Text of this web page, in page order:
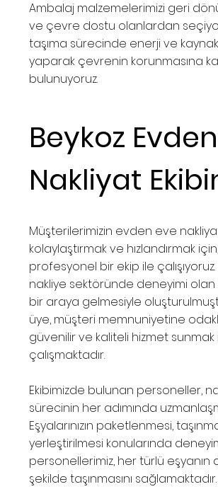
Ambalaj malzemelerimizi geri
ve çevre dostu olanlardan
taşıma sürecinde enerji ve
yaparak çevrenin korunmasına
bulunuyoruz.
Beykoz
Nakliyat
Müşterilerimizin evden eve
kolaylaştırmak ve hızlandırmak için,
profesyonel bir ekip ile çalışıyoruz.
nakliye sektöründe deneyimi olan
bir araya gelmesiyle
üye, müşteri memnuniyetine
güvenilir ve kaliteli hizmet sunmak
çalışmaktadır.
Ekibimizde bulunan personeller,
sürecinin her adımında
Eşyalarınızın paketlenmesi,
yerleştirilmesi konularında
personellerimiz, her türlü eşyanın
şekilde taşınmasını sağlamaktadır.